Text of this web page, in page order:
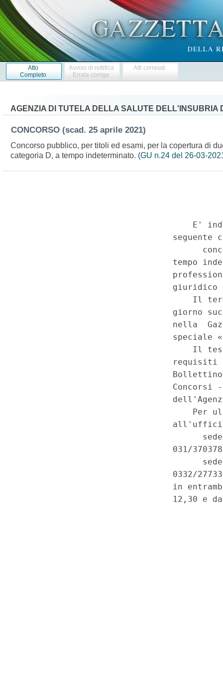
Atto
Completo
Avviso di rettifica
Errata corrige
Atti correlati
AGENZIA DI TUTELA DELLA SALUTE DELL'INSUBRIA
CONCORSO (scad. 25 aprile 2021)
Concorso pubblico, per titoli ed esami, per la copertura di
categoria D, a tempo indeterminato. (GU n.24 del 26-03-